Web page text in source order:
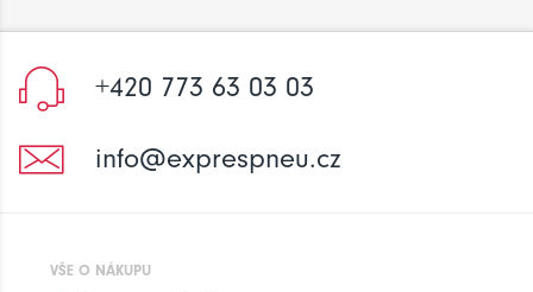
+420 773 63 03 03
info@exprespneu.cz
VŠE O NÁKUPU